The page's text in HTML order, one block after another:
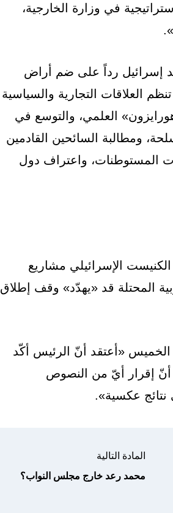
- الاستراتيجية في وزارة الخارجية،
إسرائيل رداً على ضم أراض
العلاقات التجارية والسياسية
العلمي، والتوسع في
ومطالبة السائحين القادمين
المستوطنات، واعتراف دول
الكنيست الإسرائيلي مشاريع
المحتلة قد «يهدّد» وقف إطلاق
الخميس «أعتقد أنّ الرئيس أكّد
أنّ إقرار أيّ من النصوص
عكسية».
المادة التالية
محمد رعد خارج مجلس النواب؟